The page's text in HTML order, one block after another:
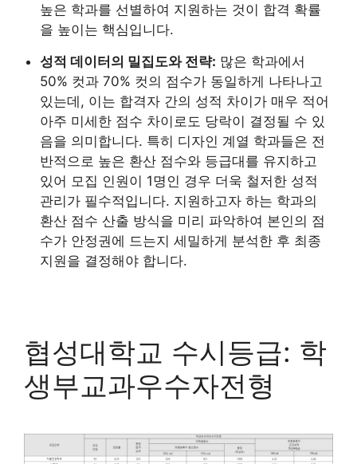
높은 학과를 선별하여 지원하는 것이 합격 확률
을 높이는 핵심입니다.
성적 데이터의 밀집도와 전략: 많은 학과에서
50% 컷과 70% 컷의 점수가 동일하게 나타나고
있는데, 이는 합격자 간의 성적 차이가 매우 적어
아주 미세한 점수 차이로도 당락이 결정될 수 있
음을 의미합니다. 특히 디자인 계열 학과들은 전
반적으로 높은 환산 점수와 등급대를 유지하고
있어 모집 인원이 1명인 경우 더욱 철저한 성적
관리가 필수적입니다. 지원하고자 하는 학과의
환산 점수 산출 방식을 미리 파악하여 본인의 점
수가 안정권에 드는지 세밀하게 분석한 후 최종
지원을 결정해야 합니다.
협성대학교 수시등급: 학
생부교과우수자전형